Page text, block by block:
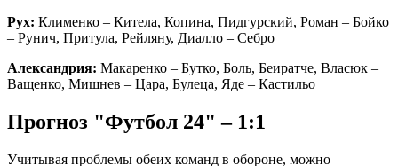
Рух: Клименко – Китела, Копина, Пидгурский, Роман – Бойко
– Рунич, Притула, Рейляну, Диалло – Себро
Александрия: Макаренко – Бутко, Боль, Беиратче, Власюк –
Ващенко, Мишнев – Цара, Булеца, Яде – Кастильо
Прогноз "Футбол 24" – 1:1
Учитывая проблемы обеих команд в обороне, можно